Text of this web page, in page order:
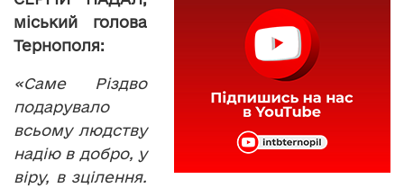
міський голова
Тернополя:
«Саме Різдво
подарувало
всьому людству
надію в добро, у
віру, в зцілення.